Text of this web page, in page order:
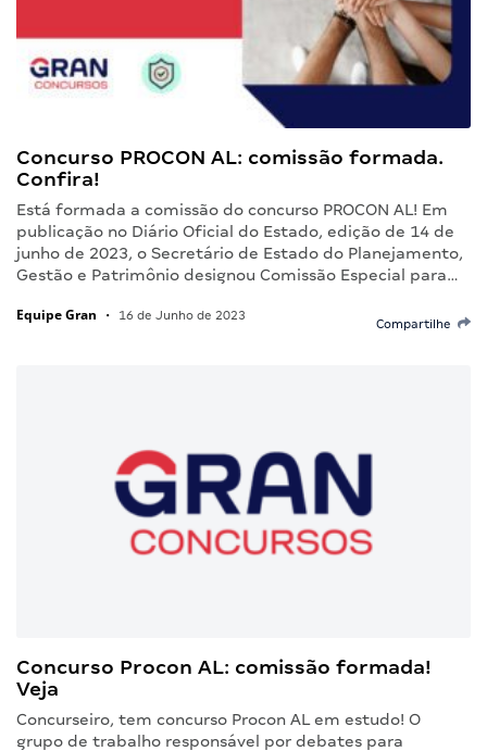
Concurso PROCON AL: comissão formada.
Confira!
Está formada a comissão do concurso PROCON AL! Em
publicação no Diário Oficial do Estado, edição de 14 de
junho de 2023, o Secretário de Estado do Planejamento,
Gestão e Patrimônio designou Comissão Especial para…
Equipe Gran • 16 de Junho de 2023
Compartilhe
Concurso Procon AL: comissão formada!
Veja
Concurseiro, tem concurso Procon AL em estudo! O
grupo de trabalho responsável por debates para